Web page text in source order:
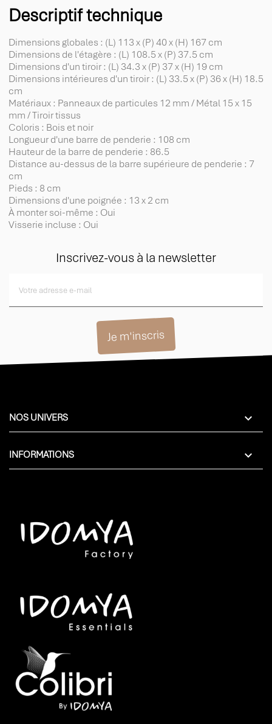
Descriptif technique
Dimensions globales : (L) 113 x (P) 40 x (H) 167 cm
Dimensions de l'étagère : (L) 108.5 x (P) 37.5 cm
Dimensions d'un tiroir : (L) 34.3 x (P) 37 x (H) 19 cm
Dimensions intérieures d'un tiroir : (L) 33.5 x (P) 36 x (H) 18.5
cm
Matériaux : Panneaux de particules 12 mm / Métal 15 x 15
mm / Tiroir tissus
Coloris : Bois et noir
Longueur d'une barre de penderie : 108 cm
Hauteur de la barre de penderie : 86.5
Distance au-dessus de la barre supérieure de penderie : 7
cm
Pieds : 8 cm
Dimensions d'une poignée : 13 x 2 cm
À monter soi-même : Oui
Visserie incluse : Oui
Inscrivez-vous à la newsletter
NOS UNIVERS 
INFORMATIONS 